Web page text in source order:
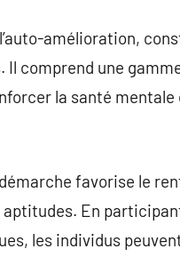
amélioration,
comprend une
la santé
favorise le
En
les individus